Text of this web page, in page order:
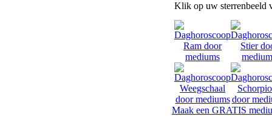
Klik op uw sterrenbeeld
Maak een GRATIS